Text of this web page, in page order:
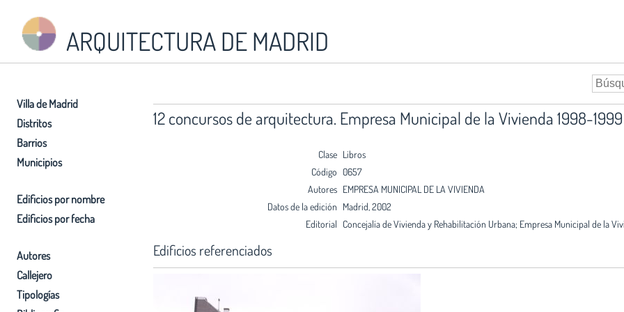
ARQUITECTURA DE MADRID
Villa de Madrid
Distritos
Barrios
Municipios
Edificios por nombre
Edificios por fecha
Autores
Callejero
Tipologías
12 concursos de arquitectura. Empresa Municipal de la Vivienda 1998-1999
Clase Libros
Código 0657
Autores EMPRESA MUNICIPAL DE LA VIVIENDA
Datos de la edición Madrid, 2002
Editorial Concejalía de Vivienda y Rehabilitación Urbana; Empresa Municipal de la
Edificios referenciados